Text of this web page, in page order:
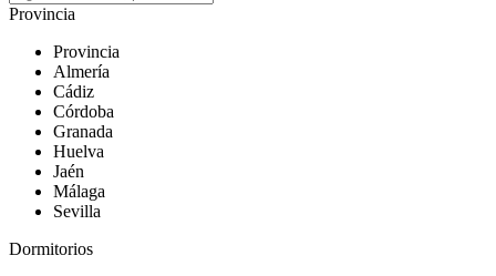
Provincia
Provincia
Almería
Cádiz
Córdoba
Granada
Huelva
Jaén
Málaga
Sevilla
Dormitorios